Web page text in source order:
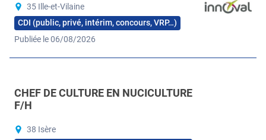
35 Ille-et-Vilaine
CDI (public, privé, intérim, concours, VRP…)
Publiée le 06/08/2026
CHEF DE CULTURE EN NUCICULTURE
F/H
38 Isère